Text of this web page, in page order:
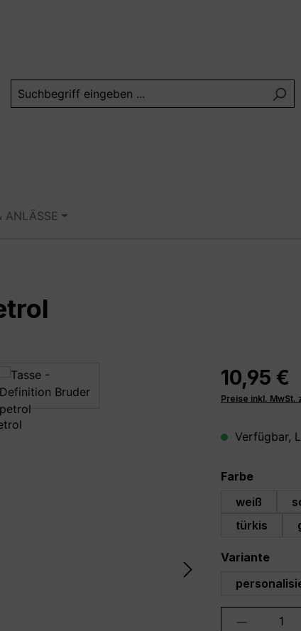
ANLÄSSE
10,95 €
Preise inkl. MwSt.
Verfügbar,
Farbe
weiß
türkis
Variante
Produkt